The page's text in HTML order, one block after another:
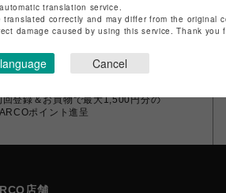
回登録＆お買物で最大1,500円分の
ポイント進呈
店舗
translation service.
correctly and may differ from the original
damage caused by using this service. Thank you
Cancel